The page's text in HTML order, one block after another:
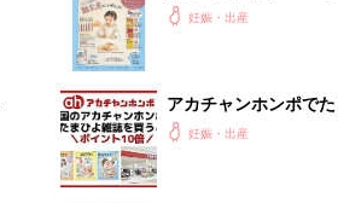
『ひよこクラブ 秋号
妊娠・出産
アカチャンホンポで
うとポイント10倍【期
妊娠・出産